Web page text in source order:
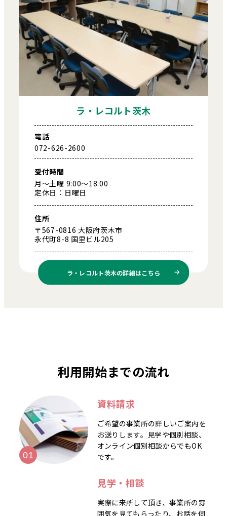
ラ・レコルト茨木
電話
072-626-2600
受付時間
月～土曜 9:00～18:00
定休日：日曜日
住所
〒567-0816 大阪府茨木市
永代町8-8 国里ビル205
ラ・レコルト茨木の詳細はこちら
利用開始までの流れ
資料請求
ご希望の事業所の詳しいご案内を
お送りします。見学や個別相談、
オンライン個別相談からでもOK
です。
見学・相談
実際に来所して頂き、事業所の雰
囲気を見てもらったり、お話を伺